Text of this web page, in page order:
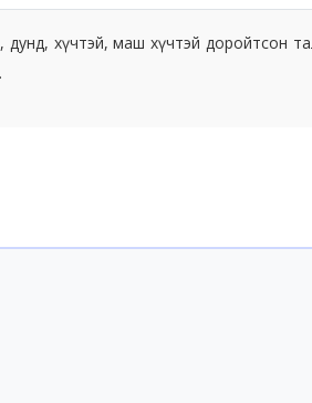
дунд, хүчтэй, маш хүчтэй доройтсон